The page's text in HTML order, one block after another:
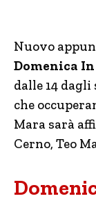
Nuovo
Domenica
dalle 14
che
Mara sarà
Cerno, Teo